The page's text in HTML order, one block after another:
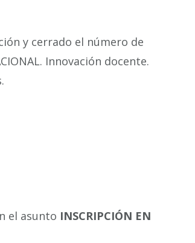
y cerrado el número de
Innovación docente.
el asunto INSCRIPCIÓN EN